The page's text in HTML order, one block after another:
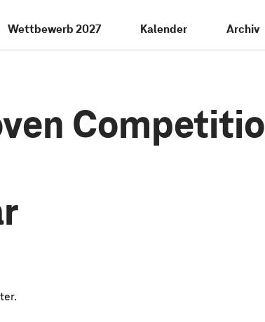
Wettbewerb 2027 Kalender Archiv